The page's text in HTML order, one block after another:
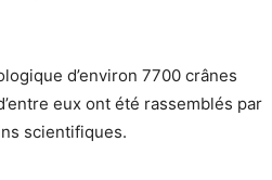
d’environ 7700 crânes
eux ont été rassemblés par
scientifiques.